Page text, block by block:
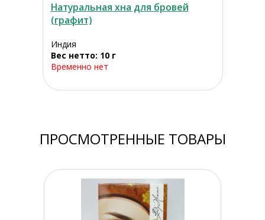
Натуральная хна для бровей
(графит)
Индия
Вес нетто: 10 г
Временно нет
ПРОСМОТРЕННЫЕ ТОВАРЫ